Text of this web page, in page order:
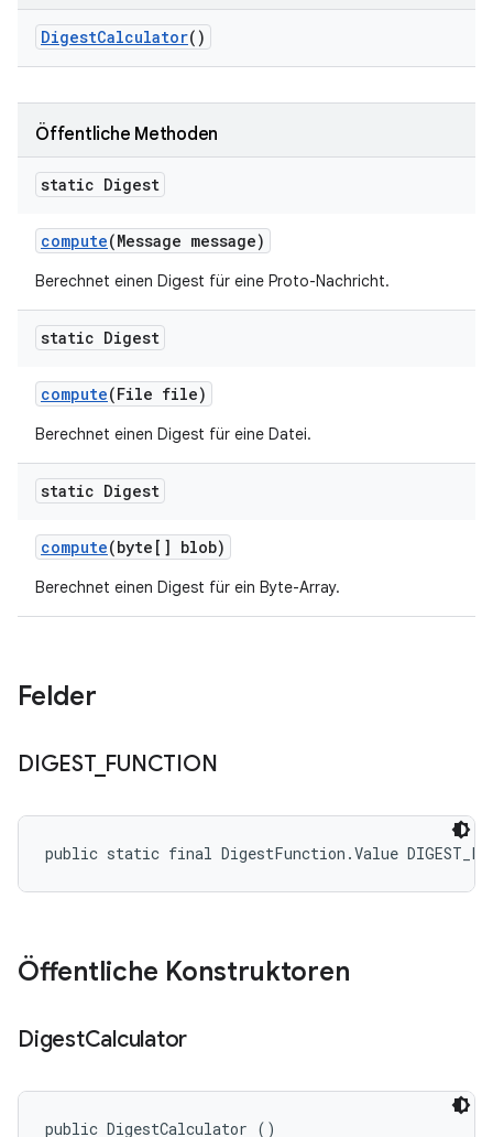
DigestCalculator()
Öffentliche Methoden
static Digest
compute(Message message)
Berechnet einen Digest für eine Proto-Nachricht.
static Digest
compute(File file)
Berechnet einen Digest für eine Datei.
static Digest
compute(byte[] blob)
Berechnet einen Digest für ein Byte-Array.
Felder
DIGEST_ FUNCTION
public static final DigestFunction.Value
Öffentliche Konstruktoren
DigestCalculator
public DigestCalculator ()